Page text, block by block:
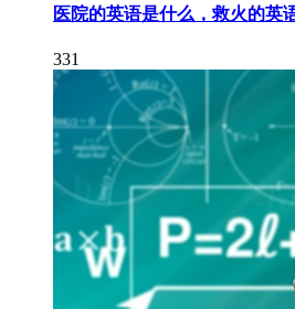
医院的英语是什么，救火的英
331